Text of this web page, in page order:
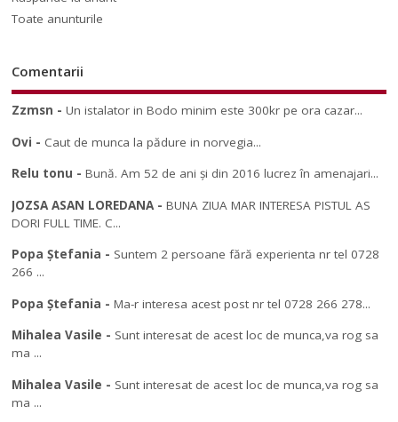
Toate anunturile
Comentarii
Zzmsn -Un istalator in Bodo minim este 300kr pe ora cazar...
Ovi - Caut de munca la pădure in norvegia...
Relu tonu -Bună. Am 52 de ani și din 2016 lucrez în amenajari...
JOZSA ASAN LOREDANA-BUNA ZIUA MAR INTERESA PISTUL AS
DORI FULL TIME. C...
Popa Ștefania - Suntem 2 persoane fără experienta nr tel 0728
266 ...
Popa Ștefania -Ma-r interesa acest post nr tel 0728 266 278...
Mihalea Vasile - Sunt interesat de acest loc de munca,va rog sa
ma ...
Mihalea Vasile - Sunt interesat de acest loc de munca,va rog sa
ma ...